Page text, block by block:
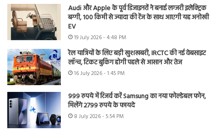
Audi और Apple के पूर्व डिजाइनरों ने बनाई लग्जरी इलेक्ट्रिक
बग्गी, 100 किमी से ज्यादा की रेंज के साथ आएगी यह अनोखी
EV
19 July 2026 - 4:48 PM
रेल यात्रियों के लिए बड़ी खुशखबरी, IRCTC की नई वेबसाइट
लॉन्च, टिकट बुकिंग होगी पहले से आसान और तेज
16 July 2026 - 1:45 PM
999 रुपये में रिजर्व करें Samsung का नया फोल्डेबल फोन,
मिलेंगे 2799 रुपये के फायदे
8 July 2026 - 5:54 PM